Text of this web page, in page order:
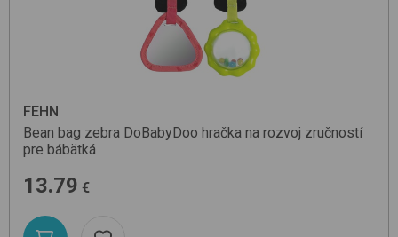
FEHN
Bean bag zebra DoBabyDoo hračka na rozvoj zručností
pre bábätká
13.79 €